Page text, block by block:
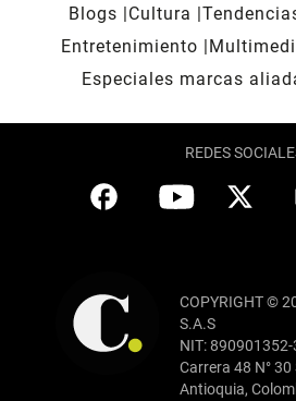
Blogs
Cultura
Entretenimiento
Especiales marcas
REDES
COPYRIGHT ©
S.A.S
NIT: 890901352-
Carrera 48 N°
Antioquia,